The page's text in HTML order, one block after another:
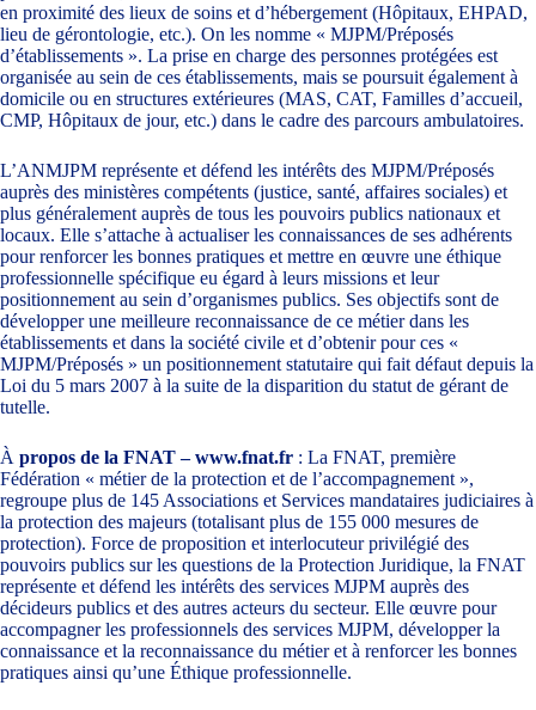
en proximité des lieux de soins et d’hébergement (Hôpitaux, EHPAD,
lieu de gérontologie, etc.). On les nomme « MJPM/Préposés
d’établissements ». La prise en charge des personnes protégées est
organisée au sein de ces établissements, mais se poursuit également à
domicile ou en structures extérieures (MAS, CAT, Familles d’accueil,
CMP, Hôpitaux de jour, etc.) dans le cadre des parcours ambulatoires.
L’ANMJPM représente et défend les intérêts des MJPM/Préposés
auprès des ministères compétents (justice, santé, affaires sociales) et
plus généralement auprès de tous les pouvoirs publics nationaux et
locaux. Elle s’attache à actualiser les connaissances de ses adhérents
pour renforcer les bonnes pratiques et mettre en œuvre une éthique
professionnelle spécifique eu égard à leurs missions et leur
positionnement au sein d’organismes publics. Ses objectifs sont de
développer une meilleure reconnaissance de ce métier dans les
établissements et dans la société civile et d’obtenir pour ces «
MJPM/Préposés » un positionnement statutaire qui fait défaut depuis la
Loi du 5 mars 2007 à la suite de la disparition du statut de gérant de
tutelle.
À propos de la FNAT –www.fnat.fr : La FNAT, première
Fédération « métier de la protection et de l’accompagnement »,
regroupe plus de 145 Associations et Services mandataires judiciaires à
la protection des majeurs (totalisant plus de 155 000 mesures de
protection). Force de proposition et interlocuteur privilégié des
pouvoirs publics sur les questions de la Protection Juridique, la FNAT
représente et défend les intérêts des services MJPM auprès des
décideurs publics et des autres acteurs du secteur. Elle œuvre pour
accompagner les professionnels des services MJPM, développer la
connaissance et la reconnaissance du métier et à renforcer les bonnes
pratiques ainsi qu’une Éthique professionnelle.